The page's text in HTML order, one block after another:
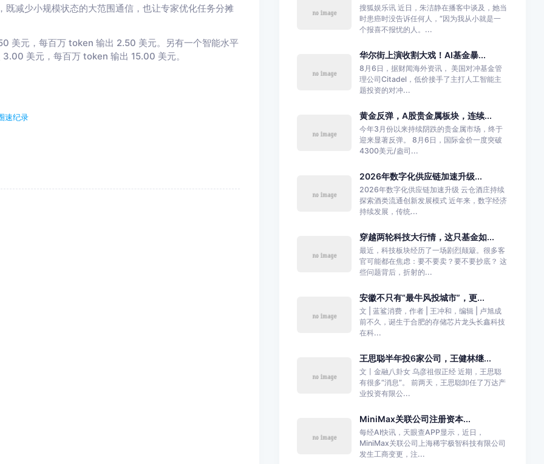
减少小规模状态的大范围通信，也让专家优化任务分摊
美元，每百万 token 输出 2.50 美元。另有一个智能水平
美元，每百万 token 输出 15.00 美元。
速纪录
搜狐娱乐讯 近日，朱洁静在播客中谈及，她当
时患癌时没告诉任何人，“因为我从小就是一
个报喜不报忧的人。...
华尔街上演收割大戏！AI基金暴...
8月6日，据财闻海外资讯， 美国对冲基金管
理公司Citadel，低价接手了主打人工智能主
题投资的对冲...
黄金反弹，A股贵金属板块，连续...
今年3月份以来持续阴跌的贵金属市场，终于
迎来显著反弹。 8月6日，国际金价一度突破
4300美元/盎司...
2026年数字化供应链加速升级...
2026年数字化供应链加速升级 云仓酒庄持续
探索酒类流通创新发展模式 近年来，数字经济
持续发展，传统...
穿越两轮科技大行情，这只基金如...
最近，科技板块经历了一场剧烈颠簸。很多客
官可能都在焦虑：要不要卖？要不要抄底？ 这
些问题背后，折射的...
安徽不只有“最牛风投城市”，更...
文 | 蓝鲨消费，作者 | 王冲和，编辑 | 卢旭成
前不久，诞生于合肥的存储芯片龙头长鑫科技
在科...
王思聪半年投6家公司，王健林继...
文丨金融八卦女 乌彦祖假正经 近期，王思聪
有很多“消息”。 前两天，王思聪卸任了万达产
业投资有限公...
MiniMax关联公司注册资本...
每经AI快讯，天眼查APP显示，近日，
MiniMax关联公司上海稀宇极智科技有限公司
发生工商变更，注...